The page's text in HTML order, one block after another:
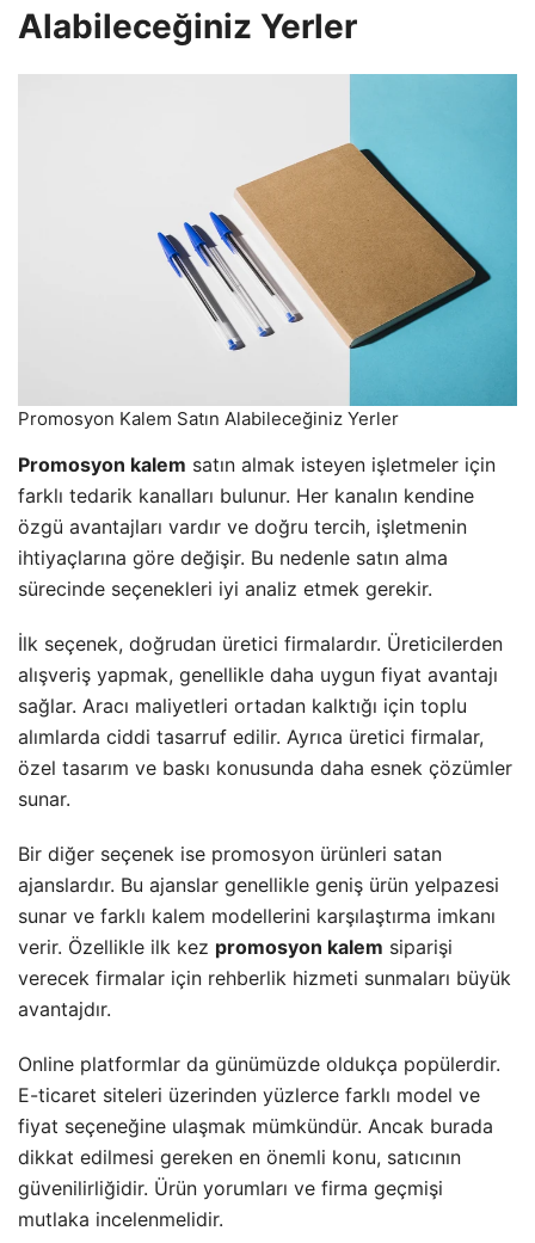
Alabileceğiniz Yerler
Promosyon Kalem Satın Alabileceğiniz Yerler
Promosyon kalem satın almak isteyen işletmeler için
farklı tedarik kanalları bulunur. Her kanalın kendine
özgü avantajları vardır ve doğru tercih, işletmenin
ihtiyaçlarına göre değişir. Bu nedenle satın alma
sürecinde seçenekleri iyi analiz etmek gerekir.
İlk seçenek, doğrudan üretici firmalardır. Üreticilerden
alışveriş yapmak, genellikle daha uygun fiyat avantajı
sağlar. Aracı maliyetleri ortadan kalktığı için toplu
alımlarda ciddi tasarruf edilir. Ayrıca üretici firmalar,
özel tasarım ve baskı konusunda daha esnek çözümler
sunar.
Bir diğer seçenek ise promosyon ürünleri satan
ajanslardır. Bu ajanslar genellikle geniş ürün yelpazesi
sunar ve farklı kalem modellerini karşılaştırma imkanı
verir. Özellikle ilk kez promosyon kalem siparişi
verecek firmalar için rehberlik hizmeti sunmaları büyük
avantajdır.
Online platformlar da günümüzde oldukça popülerdir.
E-ticaret siteleri üzerinden yüzlerce farklı model ve
fiyat seçeneğine ulaşmak mümkündür. Ancak burada
dikkat edilmesi gereken en önemli konu, satıcının
güvenilirliğidir. Ürün yorumları ve firma geçmişi
mutlaka incelenmelidir.